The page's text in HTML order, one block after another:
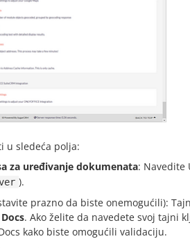
u sledeća polja:
za uređivanje dokumenata: Navedite
).
prazno da biste onemogućili):
. Ako želite da navedete svoj tajni
Docs kako biste omogućili validaciju.